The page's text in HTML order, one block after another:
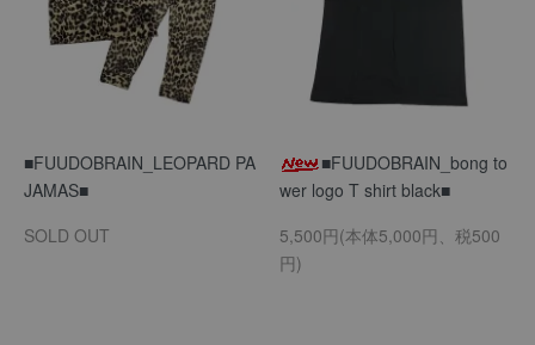
■FUUDOBRAIN_LEOPARD PA
JAMAS■
SOLD OUT
■FUUDOBRAIN_bong to
wer logo T shirt black■
5,500円(本体5,000円、税500
円)